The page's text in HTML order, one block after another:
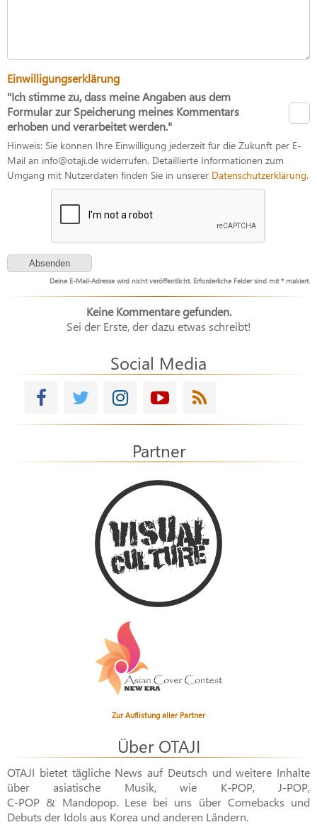
Einwilligungserklärung
"Ich stimme zu, dass meine Angaben aus dem
Formular zur Speicherung meines Kommentars
erhoben und verarbeitet werden."
Hinweis: Sie können Ihre Einwilligung jederzeit für die Zukunft per E-
Mail an info@otaji.de widerrufen. Detaillierte Informationen zum
Umgang mit Nutzerdaten finden Sie in unserer Datenschutzerklärung.
Deine E-Mail-Adresse wird nicht veröffentlicht. Erforderliche Felder sind mit * makiert.
Keine Kommentare gefunden.
Sei der Erste, der dazu etwas schreibt!
Social Media
Partner
Zur Auflistung aller Partner
Über OTAJI
OTAJI bietet tägliche News auf Deutsch und weitere Inhalte
über asiatische Musik, wie K-POP, J-POP,
C-POP & Mandopop. Lese bei uns über Comebacks und
Debuts der Idols aus Korea und anderen Ländern.